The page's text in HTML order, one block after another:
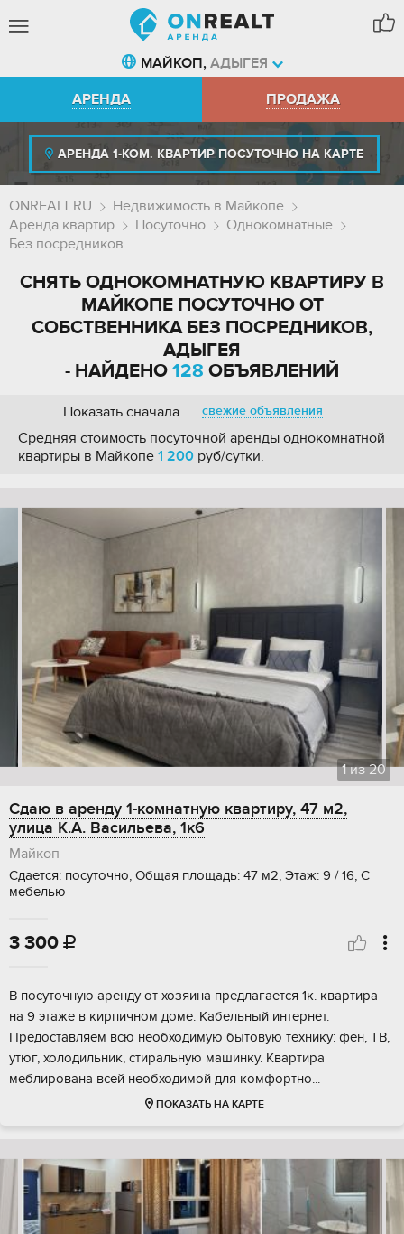
МАЙКОП, АДЫГЕЯ
АРЕНДА
ПРОДАЖА
АРЕНДА 1-КОМ. КВАРТИР ПОСУТОЧНО НА КАРТЕ
ONREALT.RU
Недвижимость в Майкопе
Аренда квартир
Посуточно
Однокомнатные
Без посредников
СНЯТЬ ОДНОКОМНАТНУЮ КВАРТИРУ В
МАЙКОПЕ ПОСУТОЧНО ОТ
СОБСТВЕННИКА БЕЗ ПОСРЕДНИКОВ,
АДЫГЕЯ
- НАЙДЕНО 128 ОБЪЯВЛЕНИЙ
Показать сначала свежие объявления
Средняя стоимость посуточной аренды однокомнатной
квартиры в Майкопе 1 200 руб/сутки.
1из20
Сдаю в аренду 1-комнатную квартиру, 47 м2,
улица К.А. Васильева, 1к6
Майкоп
Сдается: посуточно, Общая площадь: 47 м2, Этаж: 9 / 16, С
мебелью
3 300 
В посуточную аренду от хозяина предлагается 1к. квартира
на 9 этаже в кирпичном доме. Кабельный интернет.
Предоставляем всю необходимую бытовую технику: фен, ТВ,
утюг, холодильник, стиральную машинку. Квартира
меблирована всей необходимой для комфортно...
ПОКАЗАТЬ НА КАРТЕ